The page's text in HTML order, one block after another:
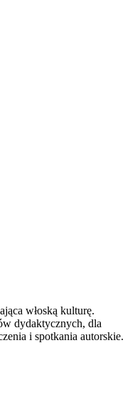
włoską kulturę.
dydaktycznych, dla
i spotkania autorskie.